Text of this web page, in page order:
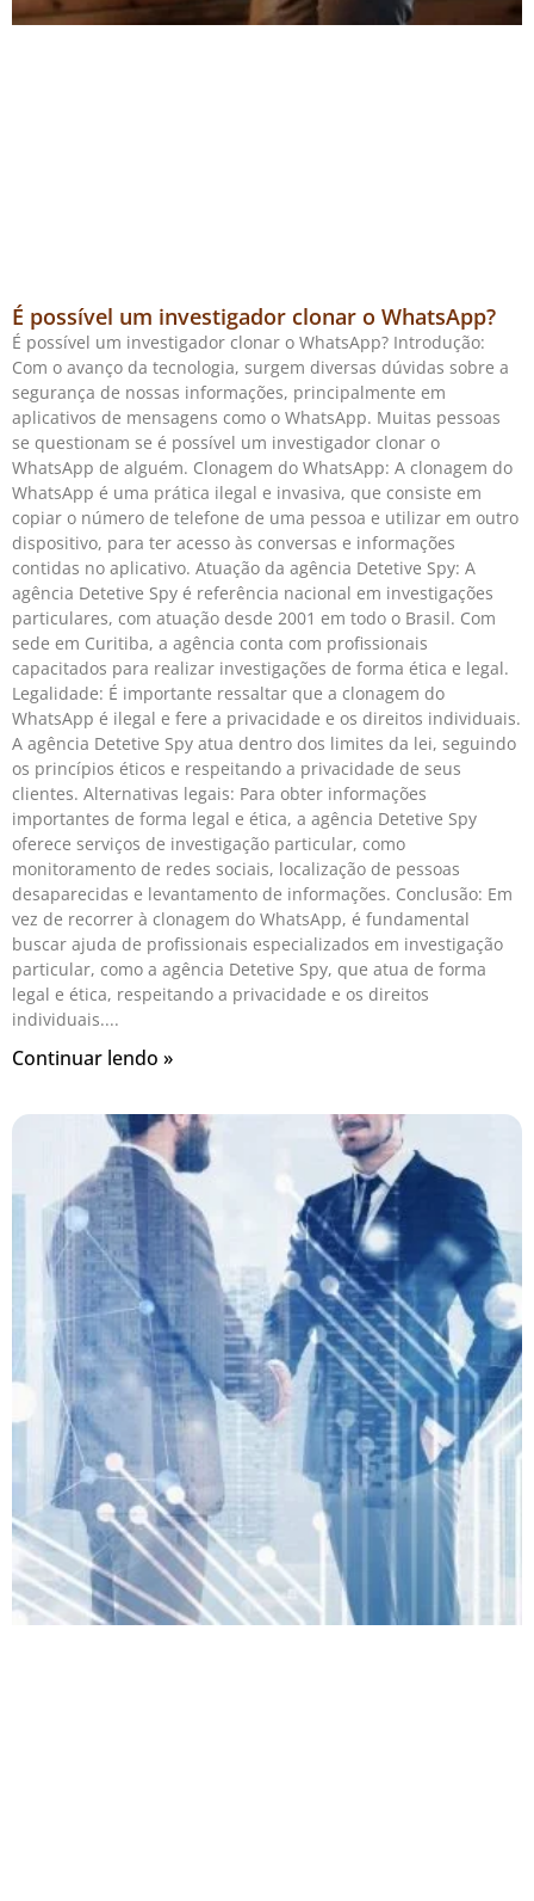
É possível um investigador clonar o WhatsApp?
É possível um investigador clonar o WhatsApp? Introdução:
Com o avanço da tecnologia, surgem diversas dúvidas sobre a
segurança de nossas informações, principalmente em
aplicativos de mensagens como o WhatsApp. Muitas pessoas
se questionam se é possível um investigador clonar o
WhatsApp de alguém. Clonagem do WhatsApp: A clonagem do
WhatsApp é uma prática ilegal e invasiva, que consiste em
copiar o número de telefone de uma pessoa e utilizar em outro
dispositivo, para ter acesso às conversas e informações
contidas no aplicativo. Atuação da agência Detetive Spy: A
agência Detetive Spy é referência nacional em investigações
particulares, com atuação desde 2001 em todo o Brasil. Com
sede em Curitiba, a agência conta com profissionais
capacitados para realizar investigações de forma ética e legal.
Legalidade: É importante ressaltar que a clonagem do
WhatsApp é ilegal e fere a privacidade e os direitos individuais.
A agência Detetive Spy atua dentro dos limites da lei, seguindo
os princípios éticos e respeitando a privacidade de seus
clientes. Alternativas legais: Para obter informações
importantes de forma legal e ética, a agência Detetive Spy
oferece serviços de investigação particular, como
monitoramento de redes sociais, localização de pessoas
desaparecidas e levantamento de informações. Conclusão: Em
vez de recorrer à clonagem do WhatsApp, é fundamental
buscar ajuda de profissionais especializados em investigação
particular, como a agência Detetive Spy, que atua de forma
legal e ética, respeitando a privacidade e os direitos
individuais.
Continuar lendo »